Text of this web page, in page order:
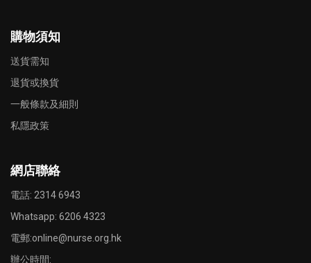
購物須知
送貨需知
退貨或換貨
一般條款及細則
私隱政策
網店聯絡
電話: 2314 6943
Whatsapp: 6206 4323
電郵:online@nurse.org.hk
辦公時間: